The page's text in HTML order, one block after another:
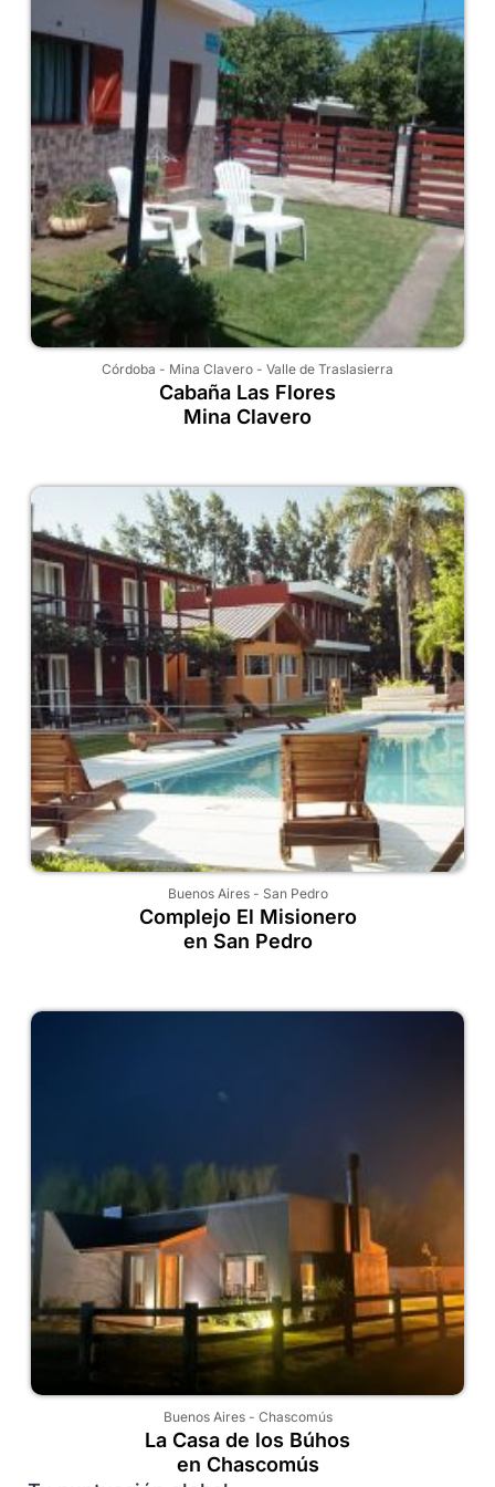
Córdoba - Mina Clavero - Valle de Traslasierra
Cabaña Las Flores
Mina Clavero
Buenos Aires- San Pedro
Complejo El Misionero
en San Pedro
Buenos Aires- Chascomús
La Casa de los Búhos
en Chascomús